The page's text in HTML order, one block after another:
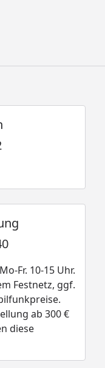
Fr. 10-15 Uhr.
Festnetz, ggf.
ab 300 €
diese